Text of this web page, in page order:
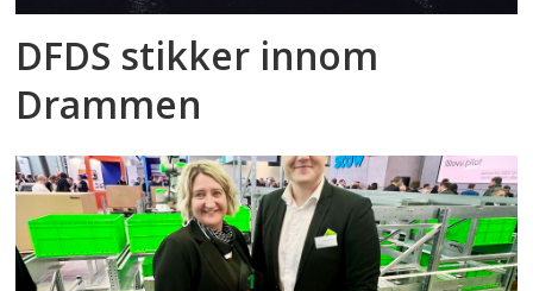
DFDS stikker innom
Drammen